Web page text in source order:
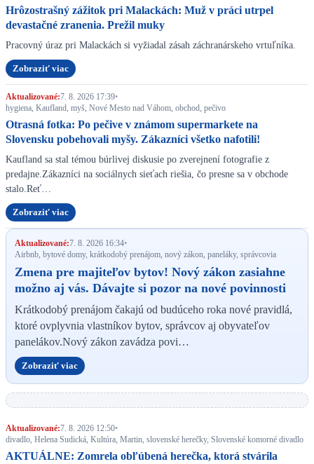
Hrôzostrašný zážitok pri Malackách: Muž v práci utrpel
devastačné zranenia. Prežil muky
Pracovný úraz pri Malackách si vyžiadal zásah záchranárskeho vrtuľníka.
Zobraziť viac
Aktualizované:7. 8. 2026 17:39•
hygiena, Kaufland, myš, Nové Mesto nad Váhom, obchod, pečivo
Otrasná fotka: Po pečive v známom supermarkete na
Slovensku pobehovali myšy. Zákazníci všetko nafotili!
Kaufland sa stal témou búrlivej diskusie po zverejnení fotografie z
predajne.Zákazníci na sociálnych sieťach riešia, čo presne sa v obchode
stalo.Reť…
Zobraziť viac
Aktualizované:7. 8. 2026 16:34•
Airbnb, bytové domy, krátkodobý prenájom, nový zákon, paneláky, správcovia
Zmena pre majiteľov bytov! Nový zákon zasiahne
možno aj vás. Dávajte si pozor na nové povinnosti
Krátkodobý prenájom čakajú od budúceho roka nové pravidlá,
ktoré ovplyvnia vlastníkov bytov, správcov aj obyvateľov
panelákov.Nový zákon zavádza povi…
Zobraziť viac
Aktualizované:7. 8. 2026 12:50•
divadlo, Helena Sudická, Kultúra, Martin, slovenské herečky, Slovenské komorné divadlo
AKTUÁLNE: Zomrela obľúbená herečka, ktorá stvárila